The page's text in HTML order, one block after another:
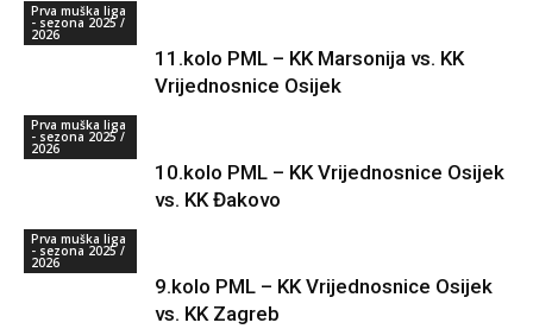
Prva muška liga
- sezona 2025 /
2026
11.kolo PML – KK Marsonija vs. KK
Vrijednosnice Osijek
Prva muška liga
- sezona 2025 /
2026
10.kolo PML – KK Vrijednosnice Osijek
vs. KK Đakovo
Prva muška liga
- sezona 2025 /
2026
9.kolo PML – KK Vrijednosnice Osijek
vs. KK Zagreb